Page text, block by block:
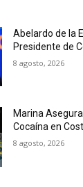
Abelardo de la
Presidente de
8 agosto, 2026
Marina
Cocaína en
8 agosto, 2026